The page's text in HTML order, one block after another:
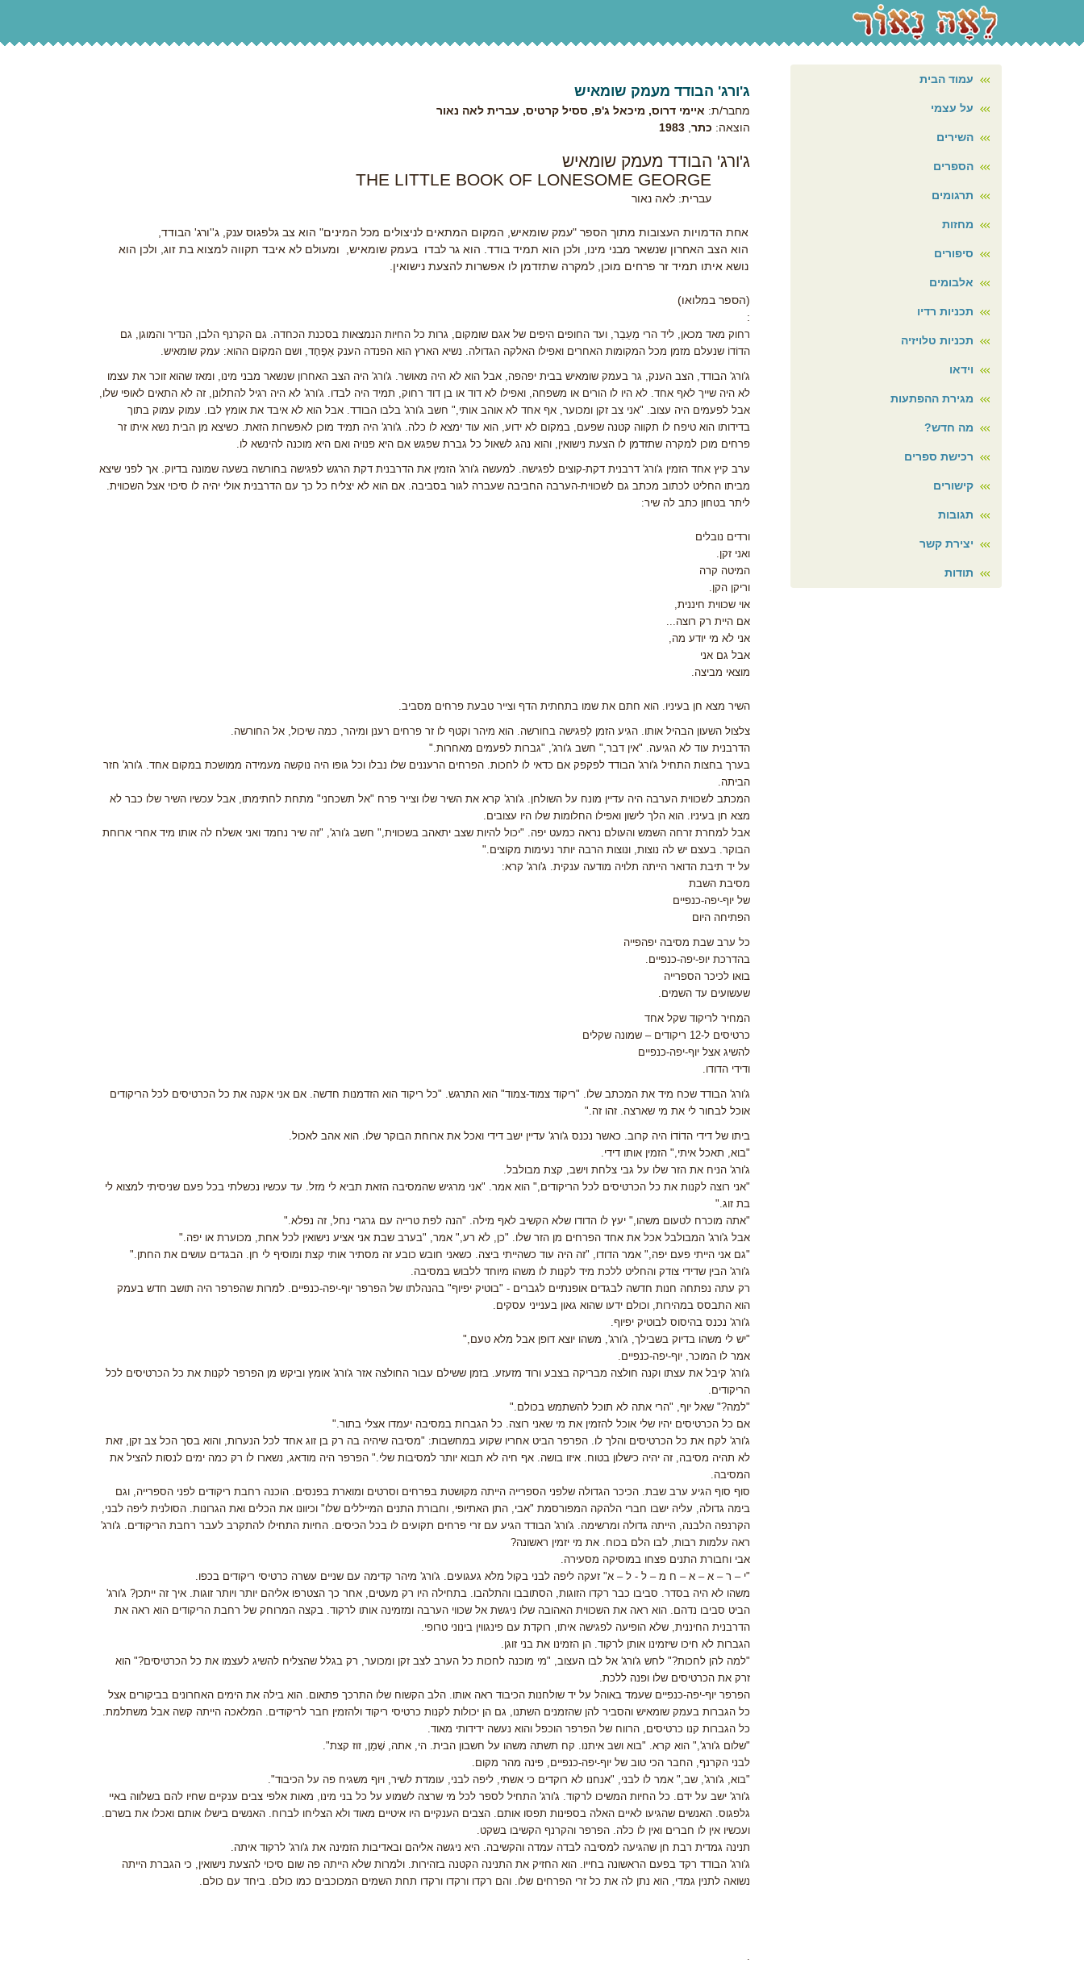
ג'ורג' הבודד מעמק שומאיש
מחבר/ת: איימי דרוס, מיכאל ג'פ, ססיל קרטיס, עברית לאה נאור
הוצאה: כתר ,
1983
ג'ורג' הבודד מעמק שומאיש
THE LITTLE BOOK OF LONESOME GEORGE
עברית: לאה נאור
אחת הדמויות העצובות מתוך הספר "עמק שומאיש, המקום המתאים לניצולים מכל המינים" הוא צב גלפגוס ענק, ג''ורג' הבודד,
הוא הצב האחרון שנשאר מבני מינו, ולכן הוא תמיד בודד. הוא גר לבדו בעמק שומאיש, ומעולם לא איבד תקווה למצוא בת זוג, ולכן הוא
נושא איתו תמיד זר פרחים מוכן, למקרה שתזדמן לו אפשרות להצעת נישואין.
(הספר במלואו)
:
רחוק מאד מכאן, ליד הרי מֵעֵבֵר, ועד החופים היפים של אגם שומקום, גרות כל החיות הנמצאות בסכנת הכחדה. גם הקרנף הלבן, הנדיר והמוגן, גם
הדוֹדוֹ שנעלם מזמן מכל המקומות האחרים ואפילו האלקה הגדולה. נשיא הארץ הוא הפנדה הענק אַפֶחָד, ושם המקום ההוא: עמק שומאיש.
ג'ורג' הבודד, הצב הענק, גר בעמק שומאיש בבית יפהפה, אבל הוא לא היה מאושר. ג'ורג' היה הצב האחרון שנשאר מבני מינו, ומאז שהוא זוכר את עצמו
לא היה שייך לאף אחד. לא היו לו הורים או משפחה, ואפילו לא דוד או בן דוד רחוק, תמיד היה לבדו. ג'ורג' לא היה רגיל להתלונן, זה לא התאים לאופי שלו,
אבל לפעמים היה עצוב. "אני צב זקן ומכוער, אף אחד לא אוהב אותי," חשב ג'ורג' בלבו הבודד. אבל הוא לא איבד את אומץ לבו. עמוק עמוק בתוך
בדידותו הוא טיפח לו תקווה קטנה שפעם, במקום לא ידוע, הוא עוד ימצא לו כלה. ג'ורג' היה תמיד מוכן לאפשרות הזאת. כשיצא מן הבית נשא איתו זר
פרחים מוכן למקרה שתזדמן לו הצעת נישואין, והוא נהג לשאול כל גברת שפגש אם היא פנויה ואם היא מוכנה להינשא לו.
ערב קיץ אחד הזמין ג'ורג' דרבנית דקת-קוצים לפגישה. למעשה ג'ורג' הזמין את הדרבנית דקת הרגש לפגישה בחורשה בשעה שמונה בדיוק. אך לפני שיצא
מביתו החליט לכתוב מכתב גם לשכווית-הערבה החביבה שעברה לגור בסביבה. אם הוא לא יצליח כל כך עם הדרבנית אולי יהיה לו סיכוי אצל השכווית.
ליתר בטחון כתב לה שיר:
ורדים נובלים
ואני זקן.
המיטה קרה
וריקן הקן.
אוי שכווית חיננית,
אם היית רק רוצה...
אני לא מי יודע מה,
אבל גם אני
מוצאי מביצה.
השיר מצא חן בעיניו. הוא חתם את שמו בתחתית הדף וצייר טבעת פרחים מסביב.
צלצול השעון הבהיל אותו. הגיע הזמן לַפגישה בחורשה. הוא מיהר וקטף לו זר פרחים רענן ומיהר, כמה שיכול, אל החורשה.
הדרבנית עוד לא הגיעה. "אין דבר," חשב ג'ורג', "גברות לפעמים מאחרות."
בערך בחצות התחיל ג'ורג' הבודד לפקפק אם כדאי לו לחכות. הפרחים הרעננים שלו נבלו וכל גופו היה נוקשה מעמידה ממושכת במקום אחד. ג'ורג' חזר
הביתה.
המכתב לשכווית הערבה היה עדיין מונח על השולחן. ג'ורג' קרא את השיר שלו וצייר פרח "אל תשכחני" מתחת לחתימתו, אבל עכשיו השיר שלו כבר לא
מצא חן בעיניו. הוא הלך לישון ואפילו החלומות שלו היו עצובים.
אבל למחרת זרחה השמש והעולם נראה כמעט יפה. "יכול להיות שצב יתאהב בשכווית," חשב ג'ורג', "זה שיר נחמד ואני אשלח לה אותו מיד אחרי ארוחת
הבוקר. בעצם יש לה נוצות, ונוצות הרבה יותר נעימות מקוצים."
על יד תיבת הדואר הייתה תלויה מודעה ענקית. ג'ורג' קרא:
מסיבת השבת
של יוף-יפה-כנפיים
הפתיחה היום
כל ערב שבת מסיבה יפהפייה
בהדרכת יופ-יפה-כנפיים.
בואו לכיכר הספרייה
שעשועים עד השמים.
המחיר לריקוד שקל אחד
כרטיסים ל-12 ריקודים – שמונה שקלים
להשיג אצל יוף-יפה-כנפיים
ודידי הדודו.
ג'ורג' הבודד שכח מיד את המכתב שלו. "ריקוד צמוד-צמוד" הוא התרגש. "כל ריקוד הוא הזדמנות חדשה. אם אני אקנה את כל הכרטיסים לכל הריקודים
אוכל לבחור לי את מי שארצה. זהו זה."
ביתו של דידי הדוֹדוֹ היה קרוב. כאשר נכנס ג'ורג' עדיין ישב דידי ואכל את ארוחת הבוקר שלו. הוא אהב לאכול.
"בוא, תאכל איתי," הזמין אותו דידי.
ג'ורג' הניח את הזר שלו על גבי צלחת וישב, קצת מבולבל.
"אני רוצה לקנות את כל הכרטיסים לכל הריקודים," הוא אמר. "אני מרגיש שהמסיבה הזאת תביא לי מזל. עד עכשיו נכשלתי בכל פעם שניסיתי למצוא לי
בת זוג."
"אתה מוכרח לטעום משהו," יעץ לו הדודו שלא הקשיב לאף מילה. "הנה לפת טרייה עם גרגרי נחל, זה נפלא."
אבל ג'ורג' המבולבל אכל את אחד הפרחים מן הזר שלו. "כן, לא רע," אמר, "בערב שבת אני אציע נישואין לכל אחת, מכוערת או יפה."
"גם אני הייתי פעם יפה," אמר הדודו, "זה היה עוד כשהייתי ביצה. כשאני חובש כובע זה מסתיר אותי קצת ומוסיף לי חן. הבגדים עושים את החתן."
ג'ורג' הבין שדידי צודק והחליט ללכת מיד לקנות לו משהו מיוחד ללבוש במסיבה.
רק עתה נפתחה חנות חדשה לבגדים אופנתיים לגברים - "בוטיק יפיוף" בהנהלתו של הפרפר יוף-יפה-כנפיים. למרות שהפרפר היה תושב חדש בעמק
הוא התבסס במהירות, וכולם ידעו שהוא גאון בענייני עסקים.
ג'ורג' נכנס בהיסוס לבוטיק יפיוף.
"יש לי משהו בדיוק בשבילך, ג'ורג', משהו יוצא דופן אבל מלא טעם,"
אמר לו המוכר, יוף-יפה-כנפיים.
ג'ורג' קיבל את עצתו וקנה חולצה מבריקה בצבע ורוד מזעזע. בזמן ששילם עבור החולצה אזר ג'ורג' אומץ וביקש מן הפרפר לקנות את כל הכרטיסים לכל
הריקודים.
"למה?" שאל יוף, "הרי אתה לא תוכל להשתמש בכולם."
אם כל הכרטיסים יהיו שלי אוכל להזמין את מי שאני רוצה. כל הגברות במסיבה יעמדו אצלי בתור."
ג'ורג' לקח את כל הכרטיסים והלך לו. הפרפר הביט אחריו שקוע במחשבות: "מסיבה שיהיה בה רק בן זוג אחד לכל הנערות, והוא בסך הכל צב זקן, זאת
לא תהיה מסיבה, זה יהיה כישלון בטוח. איזו בושה. אף חיה לא תבוא יותר למסיבות שלי." הפרפר היה מודאג, נשארו לו רק כמה ימים לנסות להציל את
המסיבה.
סוף סוף הגיע ערב שבת. הכיכר הגדולה שלפני הספרייה הייתה מקושטת בפרחים וסרטים ומוארת בפנסים. הוכנה רחבת ריקודים לפני הספרייה, וגם
בימה גדולה, עליה ישבו חברי הלהקה המפורסמת "אבי, התן האתיופי, וחבורת התנים המייללים שלו" וכיוונו את הכלים ואת הגרונות. הסולנית ליפה לבני,
הקרנפה הלבנה, הייתה גדולה ומרשימה. ג'ורג' הבודד הגיע עם זרי פרחים תקועים לו בכל הכיסים. החיות התחילו להתקרב לעבר רחבת הריקודים. ג'ורג'
ראה עלמות רבות, לבו הלם בכוח. את מי יזמין ראשונה?
אבי וחבורת התנים פצחו במוסיקה מסעירה.
"י – ר – א – א – ח מ – ל - ל – א" זעקה ליפה לבני בקול מלא געגועים. ג'ורג' מיהר קדימה עם שניים עשרה כרטיסי ריקודים בכפו.
משהו לא היה בסדר. סביבו כבר רקדו הזוגות, הסתובבו והתלהבו. בתחילה היו רק מעטים, אחר כך הצטרפו אליהם יותר ויותר זוגות. איך זה ייתכן? ג'ורג'
הביט סביבו נדהם. הוא ראה את השכווית האהובה שלו ניגשת אל שכווי הערבה ומזמינה אותו לרקוד. בקצה המרוחק של רחבת הריקודים הוא ראה את
הדרבנית החיננית, שלא הופיעה לפגישה איתו, רוקדת עם פינגווין בינוני טרופי.
הגברות לא חיכו שיזמינו אותן לרקוד. הן הזמינו את בני זוגן.
"למה להן לחכות?" לחש ג'ורג' אל לבו העצוב, "מי מוכנה לחכות כל הערב לצב זקן ומכוער, רק בגלל שהצליח להשיג לעצמו את כל הכרטיסים?" הוא
זרק את הכרטיסים שלו ופנה ללכת.
הפרפר יוף-יפה-כנפיים שעמד באוהל על יד שולחנות הכיבוד ראה אותו. הלב הקשוח שלו התרכך פתאום. הוא בילה את הימים האחרונים בביקורים אצל
כל הגברות בעמק שומאיש והסביר להן שהזמנים השתנו, גם הן יכולות לקנות כרטיסי ריקוד ולהזמין חבר לריקודים. המלאכה הייתה קשה אבל משתלמת.
כל הגברות קנו כרטיסים, הרווח של הפרפר הוכפל והוא נעשה ידידותי מאוד.
"שלום ג'ורג'," הוא קרא. "בוא ושב איתנו. קח תשתה משהו על חשבון הבית. הי, אתה, שָׁמֵן, זוז קצת".
לבני הקרנף, החבר הכי טוב של יוף-יפה-כנפיים, פינה מהר מקום.
"בוא, ג'ורג', שב," אמר לו לבני, "אנחנו לא רוקדים כי אשתי, ליפה לבני, עומדת לשיר, ויוף משגיח פה על הכיבוד".
ג'ורג' ישב על ידם. כל החיות המשיכו לרקוד. ג'ורג' התחיל לספר לכל מי שרצה לשמוע על כל בני מינו, מאות אלפי צבים ענקיים שחיו להם בשלווה באיי
גלפגוס. האנשים שהגיעו לאיים האלה בספינות תפסו אותם. הצבים הענקיים היו איטיים מאוד ולא הצליחו לברוח. האנשים בישלו אותם ואכלו את בשרם.
ועכשיו אין לו חברים ואין לו כלה. הפרפר והקרנף הקשיבו בשקט.
תנינה גמדית רבת חן שהגיעה למסיבה לבדה עמדה והקשיבה. היא ניגשה אליהם ובאדיבות הזמינה את ג'ורג' לרקוד איתה.
ג'ורג' הבודד רקד בפעם הראשונה בחייו. הוא החזיק את התנינה הקטנה בזהירות. ולמרות שלא הייתה פה שום סיכוי להצעת נישואין, כי הגברת הייתה
נשואה לתנין גמדי, הוא נתן לה את כל זרי הפרחים שלו. והם רקדו ורקדו ורקדו תחת השמים המכוכבים כמו כולם. ביחד עם כולם.
.
עמוד הבית
על עצמי
השירים
הספרים
תרגומים
מחזות
סיפורים
אלבומים
תכניות רדיו
תכניות טלויזיה
וידאו
מגירת ההפתעות
מה חדש?
רכישת ספרים
קישורים
תגובות
יצירת קשר
תודות